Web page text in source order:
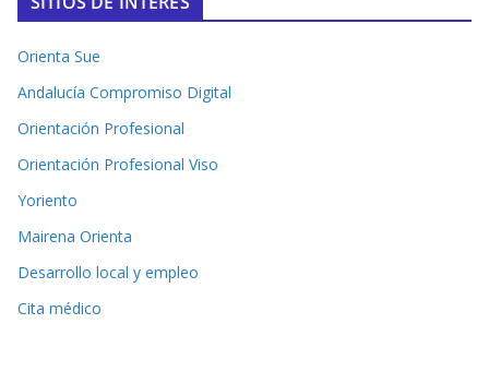
Orienta Sue
Andalucía Compromiso Digital
Orientación Profesional
Orientación Profesional Viso
Yoriento
Mairena Orienta
Desarrollo local y empleo
Cita médico